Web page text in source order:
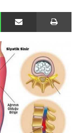
WhatsApp E-Posta ile paylaş